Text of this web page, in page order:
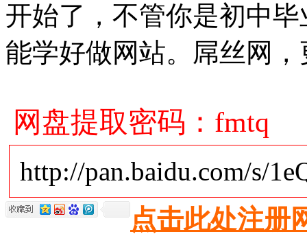
开始了，不管你是初中
能学好做网站。屌丝网
网盘提取密码：fmtq
http://pan.baidu.com/s/
点击此处注册